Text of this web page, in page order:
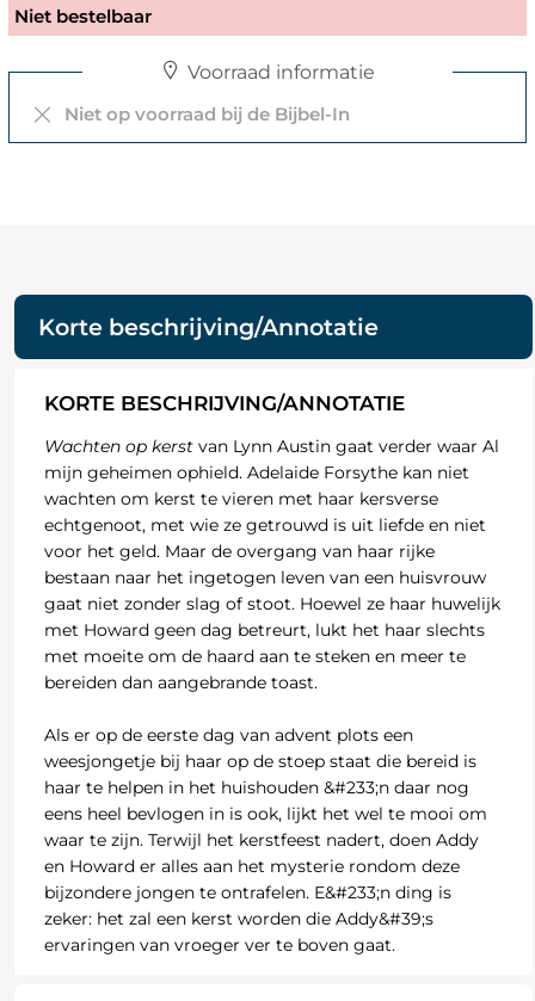
Niet bestelbaar
Voorraad informatie
Niet op voorraad bij de Bijbel-In
Korte beschrijving/Annotatie
KORTE BESCHRIJVING/ANNOTATIE
Wachten op kerstvan Lynn Austin gaat verder waar Al
mijn geheimen ophield. Adelaide Forsythe kan niet
wachten om kerst te vieren met haar kersverse
echtgenoot, met wie ze getrouwd is uit liefde en niet
voor het geld. Maar de overgang van haar rijke
bestaan naar het ingetogen leven van een huisvrouw
gaat niet zonder slag of stoot. Hoewel ze haar huwelijk
met Howard geen dag betreurt, lukt het haar slechts
met moeite om de haard aan te steken en meer te
bereiden dan aangebrande toast.
Als er op de eerste dag van advent plots een
weesjongetje bij haar op de stoep staat die bereid is
haar te helpen in het huishouden &#233;n daar nog
eens heel bevlogen in is ook, lijkt het wel te mooi om
waar te zijn. Terwijl het kerstfeest nadert, doen Addy
en Howard er alles aan het mysterie rondom deze
bijzondere jongen te ontrafelen. E&#233;n ding is
zeker: het zal een kerst worden die Addy&#39;s
ervaringen van vroeger ver te boven gaat.